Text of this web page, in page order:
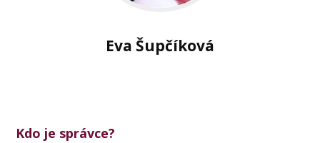
Eva Šupčíková
Kdo je správce?